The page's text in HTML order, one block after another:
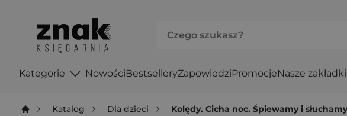
Kategorie NowościBestselleryZapowiedziPromocjeNasze zakładki
Katalog Dla dzieci Kolędy. Cicha noc. Śpiewamy i słuchamy